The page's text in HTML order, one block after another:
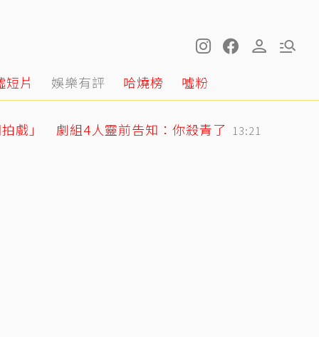
短片 娛樂有評 哈燒榜 噓粉
戲」 劇組4人靈前告知：你殺青了 13:21